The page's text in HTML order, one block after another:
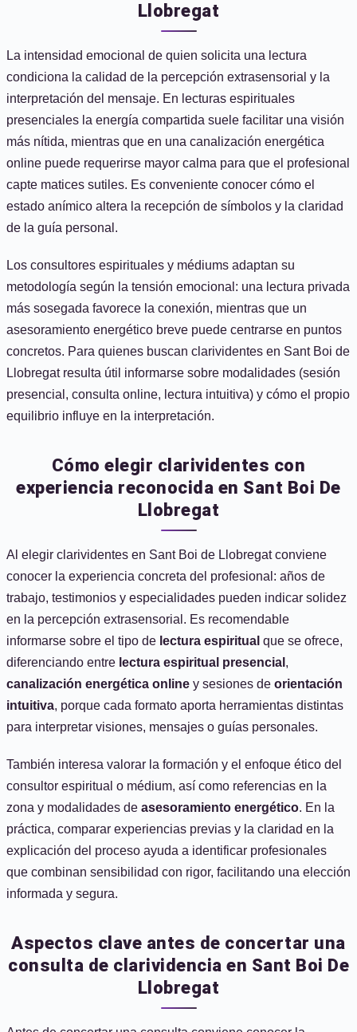
Llobregat
La intensidad emocional de quien solicita una lectura
condiciona la calidad de la percepción extrasensorial y la
interpretación del mensaje. En lecturas espirituales
presenciales la energía compartida suele facilitar una visión
más nítida, mientras que en una canalización energética
online puede requerirse mayor calma para que el profesional
capte matices sutiles. Es conveniente conocer cómo el
estado anímico altera la recepción de símbolos y la claridad
de la guía personal.
Los consultores espirituales y médiums adaptan su
metodología según la tensión emocional: una lectura privada
más sosegada favorece la conexión, mientras que un
asesoramiento energético breve puede centrarse en puntos
concretos. Para quienes buscan clarividentes en Sant Boi de
Llobregat resulta útil informarse sobre modalidades (sesión
presencial, consulta online, lectura intuitiva) y cómo el propio
equilibrio influye en la interpretación.
Cómo elegir clarividentes con
experiencia reconocida en Sant Boi De
Llobregat
Al elegir clarividentes en Sant Boi de Llobregat conviene
conocer la experiencia concreta del profesional: años de
trabajo, testimonios y especialidades pueden indicar solidez
en la percepción extrasensorial. Es recomendable
informarse sobre el tipo de lectura espiritual que se ofrece,
diferenciando entre lectura espiritual presencial ,
canalización energética online y sesiones de orientación
intuitiva, porque cada formato aporta herramientas distintas
para interpretar visiones, mensajes o guías personales.
También interesa valorar la formación y el enfoque ético del
consultor espiritual o médium, así como referencias en la
zona y modalidades de asesoramiento energético. En la
práctica, comparar experiencias previas y la claridad en la
explicación del proceso ayuda a identificar profesionales
que combinan sensibilidad con rigor, facilitando una elección
informada y segura.
Aspectos clave antes de concertar una
consulta de clarividencia en Sant Boi De
Llobregat